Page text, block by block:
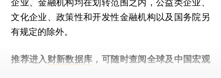
企业、金融机构均在划转范围之内，公益类企业、
文化企业、政策性和开发性金融机构以及国务院另
有规定的除外。
推荐进入 财新数据库 ，可随时查阅全球及中国宏观